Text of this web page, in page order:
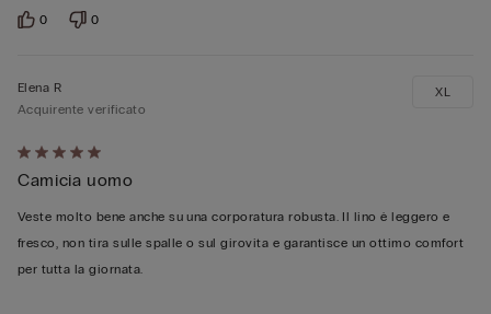
0 0
Valutato
5
su
5
Elena R
Acquirente verificato
Camicia uomo
Veste molto bene anche su una corporatura robusta. Il lino è leggero e
fresco, non tira sulle spalle o sul girovita e garantisce un ottimo comfort
per tutta la giornata.
XL